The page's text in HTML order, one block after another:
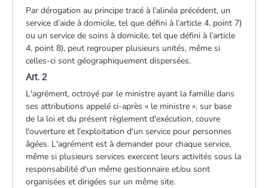
Par dérogation au principe tracé à l’alinéa précédent, un
service d’aide à domicile, tel que défini à l’article 4, point 7)
ou un service de soins à domicile, tel que défini à l’article
4, point 8), peut regrouper plusieurs unités, même si
celles-ci sont géographiquement dispersées.
Art. 2
L'agrément, octroyé par le ministre ayant la famille dans
ses attributions appelé ci-après « le ministre », sur base
de la loi et du présent règlement d'exécution, couvre
l'ouverture et l'exploitation d'un service pour personnes
âgées. L'agrément est à demander pour chaque service,
même si plusieurs services exercent leurs activités sous la
responsabilité d'un même gestionnaire et/ou sont
organisées et dirigées sur un même site.